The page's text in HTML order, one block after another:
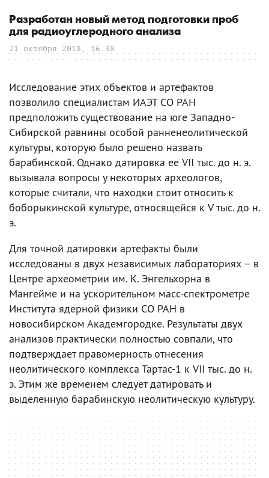
Разработан новый метод подготовки проб
для радиоуглеродного анализа
21 октября 2018, 16:38
Исследование этих объектов и артефактов
позволило специалистам ИАЭТ СО РАН
предположить существование на юге Западно-
Сибирской равнины особой ранненеолитической
культуры, которую было решено назвать
барабинской. Однако датировка ее VII тыс. до н. э.
вызывала вопросы у некоторых археологов,
которые считали, что находки стоит относить к
боборыкинской культуре, относящейся к V тыс. до н.
э.
Для точной датировки артефакты были
исследованы в двух независимых лабораториях – в
Центре археометрии им. К. Энгельхорна в
Мангейме и на ускорительном масс-спектрометре
Института ядерной физики СО РАН в
новосибирском Академгородке. Результаты двух
анализов практически полностью совпали, что
подтверждает правомерность отнесения
неолитического комплекса Тартас-1 к VII тыс. до н.
э. Этим же временем следует датировать и
выделенную барабинскую неолитическую культуру.